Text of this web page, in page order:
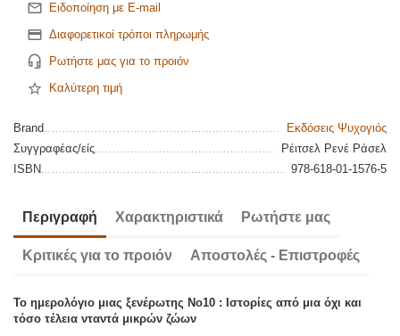
Ειδοποίηση με E-mail
Διαφορετικοί τρόποι πληρωμής
Ρωτήστε μας για το προιόν
Καλύτερη τιμή
Brand
Εκδόσεις Ψυχογιός
Συγγραφέας/είς
Ρέιτσελ Ρενέ Ράσελ
ISBN
978-618-01-1576-5
Περιγραφή Χαρακτηριστικά Ρωτήστε μας
Κριτικές για το προιόν Αποστολές - Επιστροφές
Το ημερολόγιο μιας ξενέρωτης Νο10 : Ιστορίες από μια όχι και
τόσο τέλεια νταντά μικρών ζώων